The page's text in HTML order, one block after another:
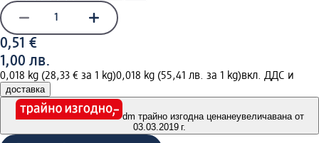
0,51 €
1,00 лв.
0,018 kg (28,33 € за 1 kg)0,018 kg (55,41 лв. за 1 kg)вкл. ДДС и
доставка
dm трайно изгодна ценанеувеличавана от
03.03.2019 г.